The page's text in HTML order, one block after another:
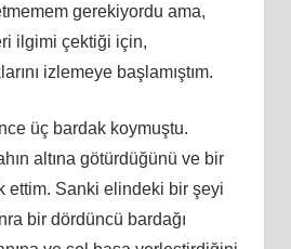
gerekiyordu ama,
ilgimi çektiği için,
izlemeye başlamıştım.
üç bardak koymuştu.
altına götürdüğünü ve bir
ettim. Sanki elindeki bir şeyi
bir dördüncü bardağı